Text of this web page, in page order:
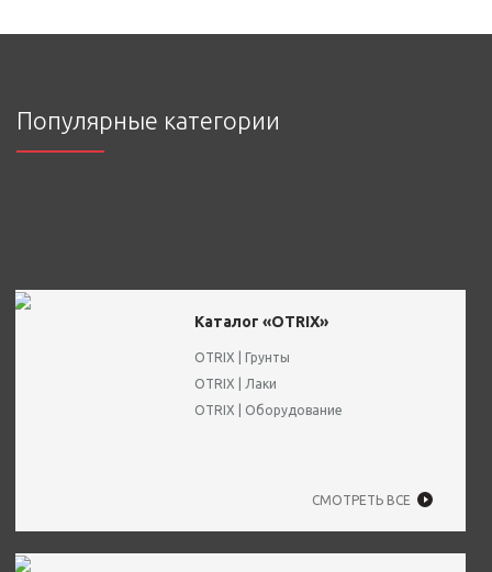
Популярные категории
Каталог «OTRIX»
OTRIX | Грунты
OTRIX | Лаки
OTRIX | Оборудование
СМОТРЕТЬ ВСЕ